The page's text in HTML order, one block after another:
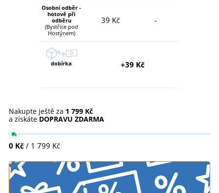
Osobní odběr -
hotově při
odběru
(Bystřice pod
Hostýnem)
39 Kč -
dobírka +39 Kč
Nakupte ještě za 1 799 Kč
a získáte DOPRAVU ZDARMA
0 Kč / 1 799 Kč